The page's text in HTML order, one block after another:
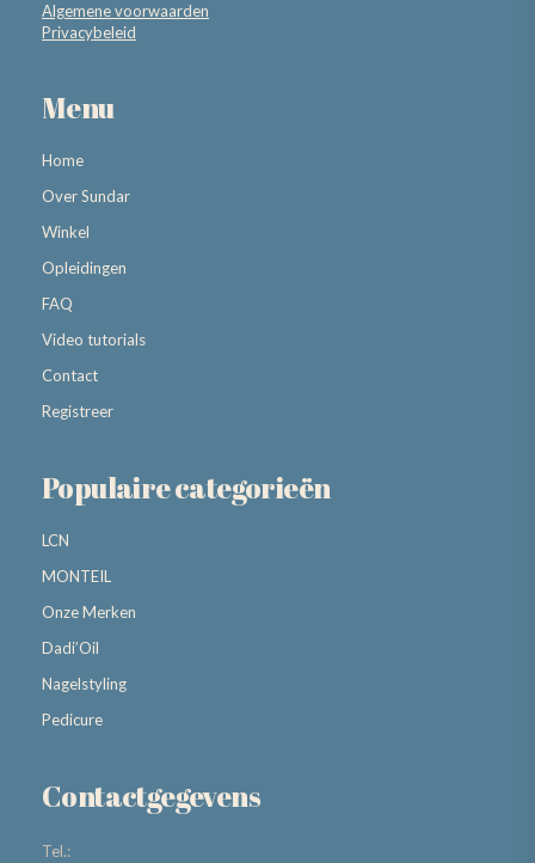
Algemene voorwaarden
Privacybeleid
Menu
Home
Over Sundar
Winkel
Opleidingen
FAQ
Video tutorials
Contact
Registreer
Populaire categorieën
LCN
MONTEIL
Onze Merken
Dadi’Oil
Nagelstyling
Pedicure
Contactgegevens
Tel.: